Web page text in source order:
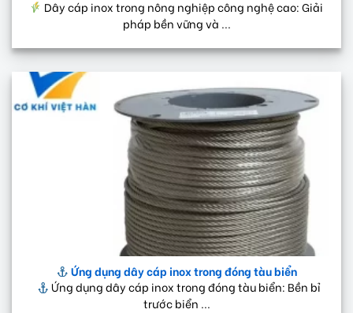
Dây cáp inox trong nông nghiệp công nghệ cao: Giải
pháp bền vững và ...
Ứng dụng dây cáp inox trong đóng tàu biển
Ứng dụng dây cáp inox trong đóng tàu biển: Bền bỉ
trước biển ...